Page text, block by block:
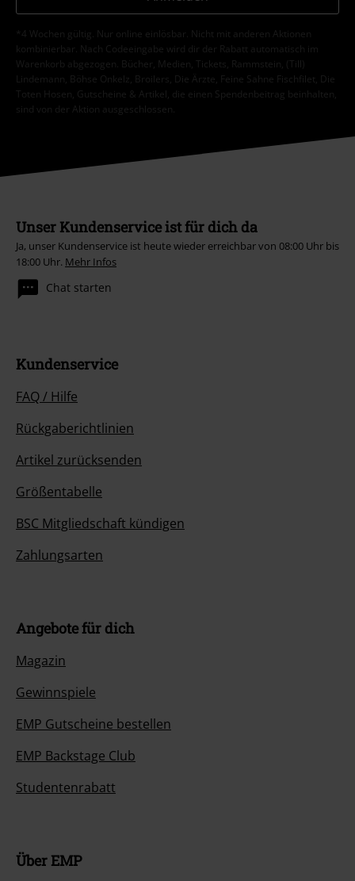
*4 Wochen gültig. Nur online einlösbar. Nicht mit anderen Aktionen
kombinierbar. Nach Codeeingabe wird dir der Rabatt automatisch im
Warenkorb abgezogen. Bücher, Medien, Tickets, Rammstein, (Till)
Lindemann, Böhse Onkelz, Broilers, Die Ärzte, Feine Sahne Fischfilet, Die
Toten Hosen, Gutscheine & Artikel, die einen Spendenbeitrag beinhalten,
sind von der Aktion ausgeschlossen.
Unser Kundenservice ist für dich da
Ja, unser Kundenservice ist heute wieder erreichbar von 08:00 Uhr bis
18:00 Uhr. Mehr Infos
Chat starten
Kundenservice
FAQ / Hilfe
Rückgaberichtlinien
Artikel zurücksenden
Größentabelle
BSC Mitgliedschaft kündigen
Zahlungsarten
Angebote für dich
Magazin
Gewinnspiele
EMP Gutscheine bestellen
EMP Backstage Club
Studentenrabatt
Über EMP